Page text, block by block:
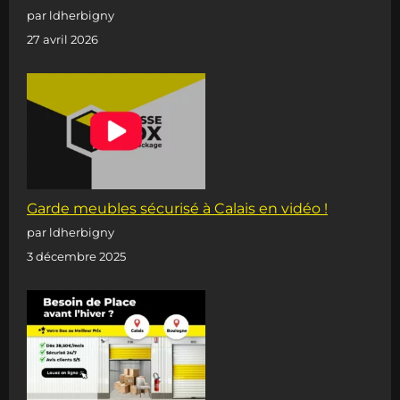
par ldherbigny
27 avril 2026
Garde meubles sécurisé à Calais en vidéo !
par ldherbigny
3 décembre 2025